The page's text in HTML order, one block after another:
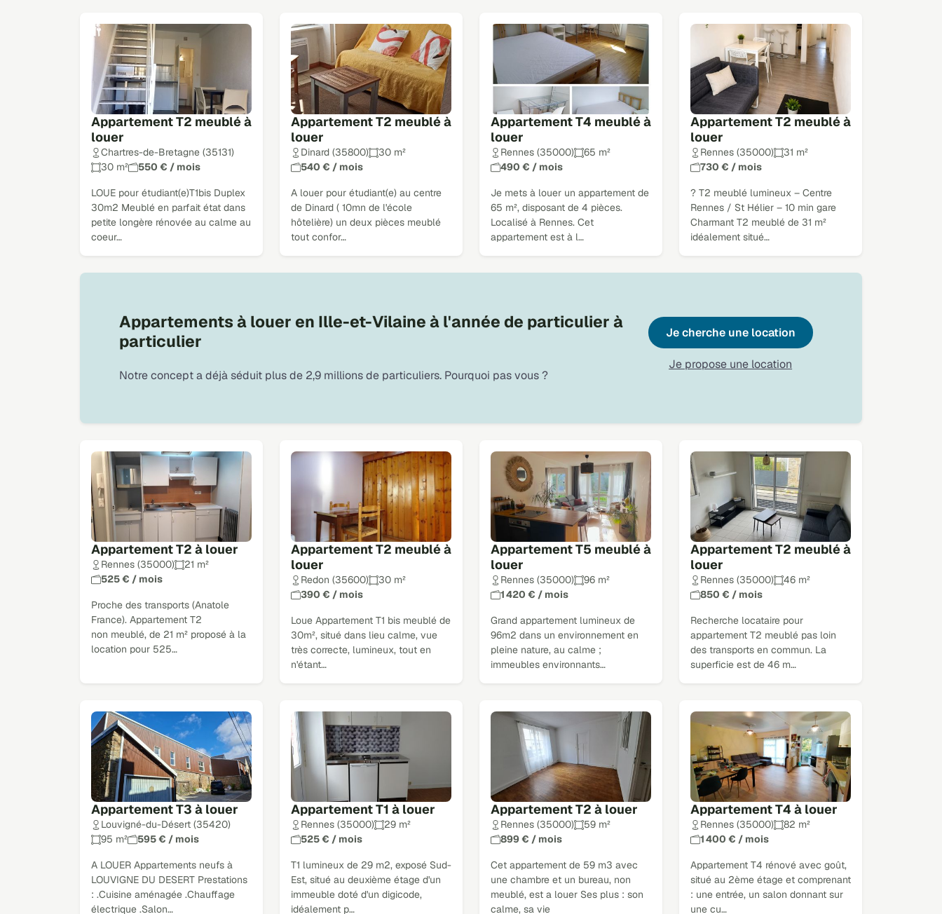
Appartement T2 meublé à
louer
Chartres-de-Bretagne (35131)
30 m²
550 € / mois
LOUE pour étudiant(e)T1bis Duplex
30m2 Meublé en parfait état dans
petite longère rénovée au calme au
coeur…
Appartement T2 meublé à
louer
Dinard (35800)
30 m²
540 € / mois
A louer pour étudiant(e) au centre
de Dinard ( 10mn de l'école
hôtelière) un deux pièces meublé
tout confor…
Appartement T4 meublé à
louer
Rennes (35000)
65 m²
490 € / mois
Je mets à louer un appartement de
65 m², disposant de 4 pièces.
Localisé à Rennes. Cet
appartement est à l…
Appartement T2 meublé à
louer
Rennes (35000)
31 m²
730 € / mois
? T2 meublé lumineux – Centre
Rennes / St Hélier – 10 min gare
Charmant T2 meublé de 31 m²
idéalement situé…
Appartement T2 à louer
Rennes (35000)
21 m²
525 € / mois
Proche des transports (Anatole
France). Appartement T2
non meublé, de 21 m² proposé à la
location pour 525…
Appartement T2 meublé à
louer
Redon (35600)
30 m²
390 € / mois
Loue Appartement T1 bis meublé de
30m², situé dans lieu calme, vue
très correcte, lumineux, tout en
n'étant…
Appartement T5 meublé à
louer
Rennes (35000)
96 m²
1 420 € / mois
Grand appartement lumineux de
96m2 dans un environnement en
pleine nature, au calme ;
immeubles environnants…
Appartement T2 meublé à
louer
Rennes (35000)
46 m²
850 € / mois
Recherche locataire pour
appartement T2 meublé pas loin
des transports en commun. La
superficie est de 46 m…
Appartement T3 à louer
Louvigné-du-Désert (35420)
95 m²
595 € / mois
A LOUER Appartements neufs à
LOUVIGNE DU DESERT Prestations
: .Cuisine aménagée .Chauffage
électrique .Salon…
Appartement T1 à louer
Rennes (35000)
29 m²
525 € / mois
T1 lumineux de 29 m2, exposé Sud-
Est, situé au deuxième étage d'un
immeuble doté d'un digicode,
idéalement p…
Appartement T2 à louer
Rennes (35000)
59 m²
899 € / mois
Cet appartement de 59 m3 avec
une chambre et un bureau, non
meublé, est a louer Ses plus : son
calme, sa vie
Appartement T4 à louer
Rennes (35000)
82 m²
1 400 € / mois
Appartement T4 rénové avec goût,
situé au 2ème étage et comprenant
: une entrée, un salon donnant sur
une cu…
Appartements à louer en Ille-et-Vilaine à l'année de particulier à
particulier
Notre concept a déjà séduit plus de 2,9 millions de particuliers. Pourquoi pas vous ?
Je cherche une location
Je propose une location